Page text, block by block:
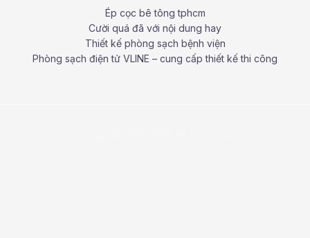
Ép cọc bê tông tphcm
Cười quá đã với nội dung hay
Thiết kế phòng sạch bệnh viện
Phòng sạch điện tử VLINE – cung cấp thiết kế thi công